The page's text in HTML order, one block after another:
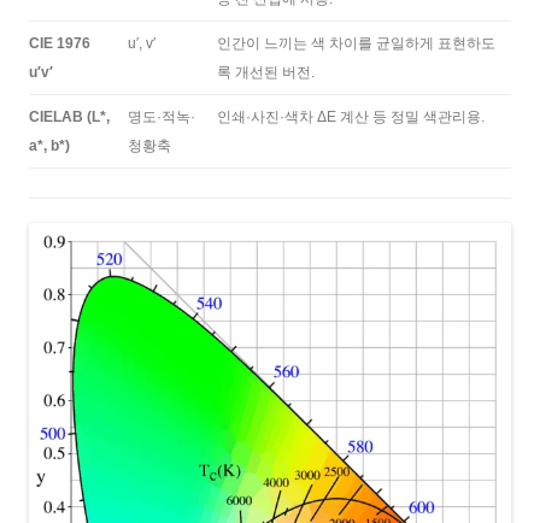
CIE 1976
u′v′
u′, v′
인간이 느끼는 색 차이를 균일하게 표현하도
록 개선된 버전.
CIELAB (L*,
a*, b*)
명도·적녹·
청황축
인쇄·사진·색차 ΔE 계산 등 정밀 색관리용.